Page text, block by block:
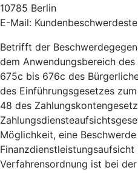
10785 Berlin
E-Mail:
Betrifft der
dem Anwendungsbereich
675c bis 676c des
des Einführungsgesetzes
48 des
Möglichkeit, eine
Finanzdienstleistungsaufsicht
Verfahrensordnung ist bei